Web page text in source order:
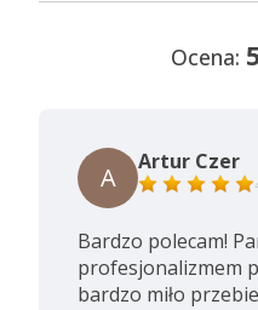
Ocena: 5
A Artur Czer
Bardzo polecam!
profesjonalizmem
bardzo miło